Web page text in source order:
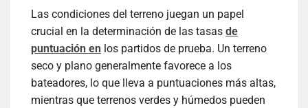
Las condiciones del terreno juegan un papel
crucial en la determinación de las tasas de
puntuación en los partidos de prueba. Un terreno
seco y plano generalmente favorece a los
bateadores, lo que lleva a puntuaciones más altas,
mientras que terrenos verdes y húmedos pueden